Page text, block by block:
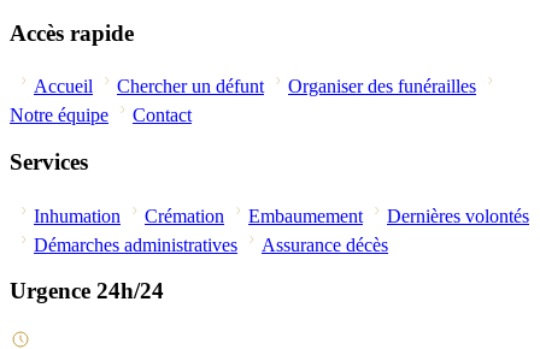
Accès rapide
Accueil Chercher un défunt
Organiser des funérailles
Notre équipe
Contact
Services
Inhumation Crémation Embaumement
Dernières volontés
Démarches administratives
Assurance décès
Urgence 24h/24